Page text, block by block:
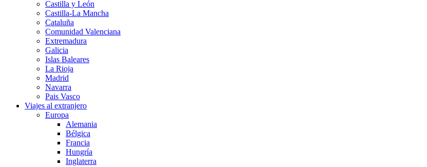
Castilla y León
Castilla-La Mancha
Cataluña
Comunidad Valenciana
Extremadura
Galicia
Islas Baleares
La Rioja
Madrid
Navarra
Pais Vasco
Viajes al extranjero
Europa
Alemania
Bélgica
Francia
Hungría
Inglaterra